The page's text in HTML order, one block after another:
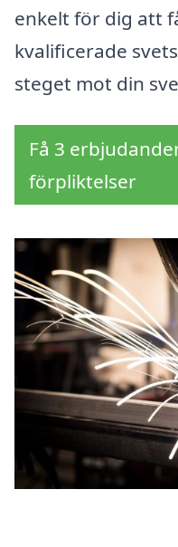
enkelt för dig att
kvalificerade
steget mot din
Få 3
förpliktelser